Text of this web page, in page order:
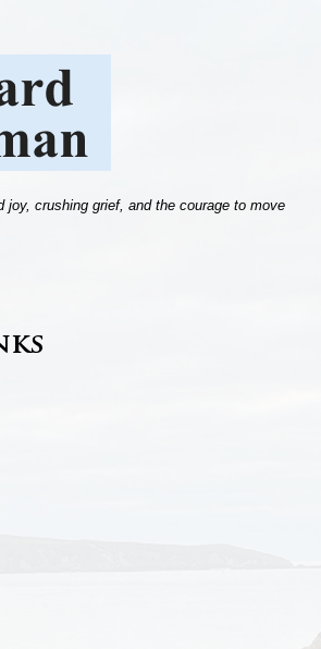
joy, crushing grief, and the courage to move